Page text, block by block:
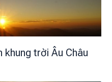
khung trời Âu Châu